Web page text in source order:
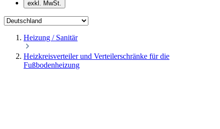
exkl. MwSt.
Heizung / Sanitär
Heizkreisverteiler und Verteilerschränke für die
Fußbodenheizung